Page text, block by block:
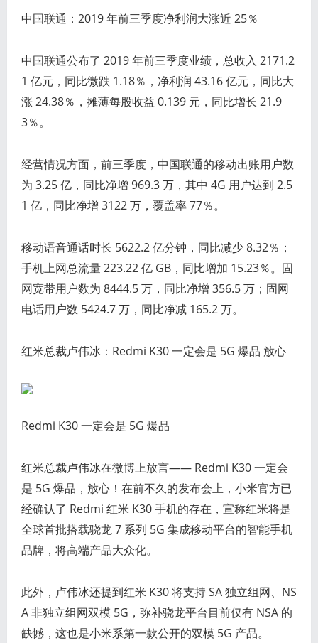
中国联通：2019 年前三季度净利润大涨近 25％
中国联通公布了 2019 年前三季度业绩，总收入 2171.2
1 亿元，同比微跌 1.18％，净利润 43.16 亿元，同比大
涨 24.38％，摊薄每股收益 0.139 元，同比增长 21.9
3％。
经营情况方面，前三季度，中国联通的移动出账用户数
为 3.25 亿，同比净增 969.3 万，其中 4G 用户达到 2.5
1 亿，同比净增 3122 万，覆盖率 77％。
移动语音通话时长 5622.2 亿分钟，同比减少 8.32％；
手机上网总流量 223.22 亿 GB，同比增加 15.23％。固
网宽带用户数为 8444.5 万，同比净增 356.5 万；固网
电话用户数 5424.7 万，同比净减 165.2 万。
红米总裁卢伟冰：Redmi K30 一定会是 5G 爆品 放心
Redmi K30 一定会是 5G 爆品
红米总裁卢伟冰在微博上放言—— Redmi K30 一定会
是 5G 爆品，放心！在前不久的发布会上，小米官方已
经确认了 Redmi 红米 K30 手机的存在，宣称红米将是
全球首批搭载骁龙 7 系列 5G 集成移动平台的智能手机
品牌，将高端产品大众化。
此外，卢伟冰还提到红米 K30 将支持 SA 独立组网、NS
A 非独立组网双模 5G，弥补骁龙平台目前仅有 NSA 的
缺憾，这也是小米系第一款公开的双模 5G 产品。